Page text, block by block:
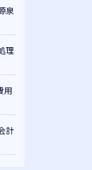
泉
理
用
計